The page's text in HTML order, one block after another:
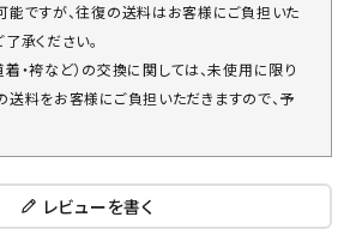
能ですが、往復の送料はお客様にご負担いた
承ください。
着・袴など）の交換に関しては、未使用に限り
送料をお客様にご負担いただきますので、予
レビューを書く